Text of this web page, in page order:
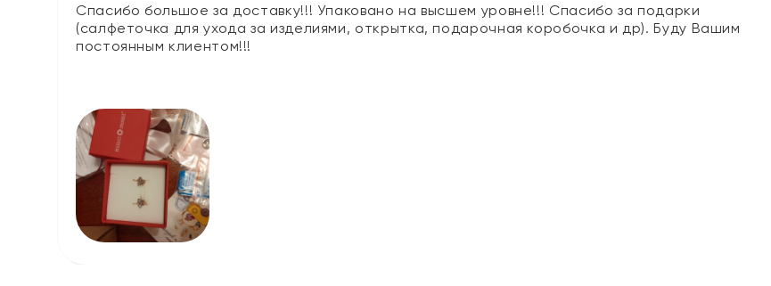
Спасибо большое за доставку!!! Упаковано на высшем уровне!!! Спасибо за подарки
(салфеточка для ухода за изделиями, открытка, подарочная коробочка и др). Буду Вашим
постоянным клиентом!!!